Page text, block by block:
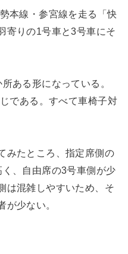
本線・参宮線を走る「快
寄りの1号車と3号車にそ
ある形になっている。
である。すべて車椅子対
みたところ、指定席側の
、自由席の3号車側が少
は混雑しやすいため、そ
が少ない。